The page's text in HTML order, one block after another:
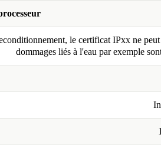
le certificat IPxx ne
dommages liés à l'eau par exemple